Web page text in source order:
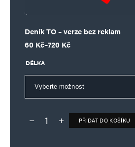
Deník TO – verze bez reklam
60 Kč–720 Kč
Rozpětí cen: 60 Kč až 720 Kč
DÉLKA
Deník TO – verze bez reklam množství
PŘIDAT DO KOŠÍKU